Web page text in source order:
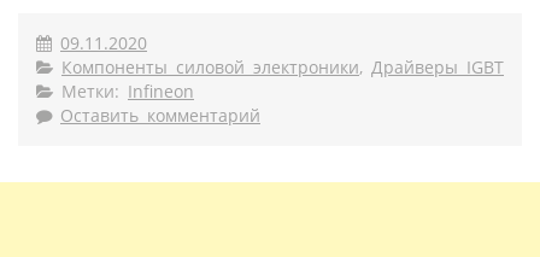
09.11.2020
Компоненты силовой электроники, Драйверы IGBT
Метки: Infineon
Оставить комментарий